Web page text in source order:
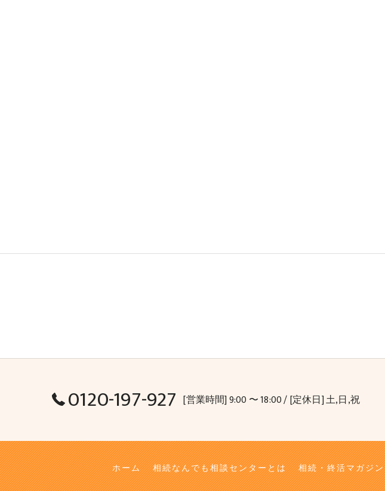
0120-197-927 [営業時間] 9:00 〜 18:00 / [定休日] 土,日,祝
ホーム 相続なんでも相談センターとは 相続・終活マガジン